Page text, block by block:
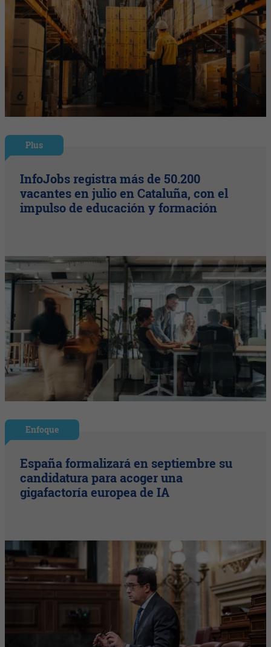
Plus
InfoJobs registra más de 50.200
vacantes en julio en Cataluña, con el
impulso de educación y formación
Enfoque
España formalizará en septiembre su
candidatura para acoger una
gigafactoría europea de IA